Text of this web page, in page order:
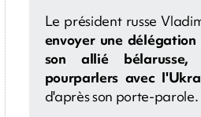
Le président russe
envoyer une
son allié
pourparlers avec
d'après son porte-parole.